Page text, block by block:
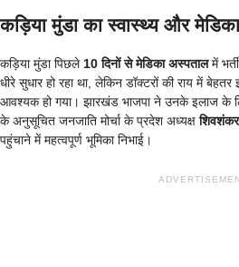
कड़िया मुंडा का स्वास्थ्य और
कड़िया मुंडा पिछले10 दिनों से मेडिका अस्पतालमें
धीरे सुधार हो रहा था, लेकिन डॉक्टरों की राय में
आवश्यक हो गया। झारखंड भाजपा ने उनके इलाज के
के अनुसूचित जनजाति मोर्चा के प्रदेश अध्यक्ष
पहुंचाने में महत्वपूर्ण भूमिका निभाई।